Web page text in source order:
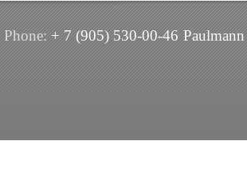
Phone:+ 7 (905) 530-00-46 Paulmann